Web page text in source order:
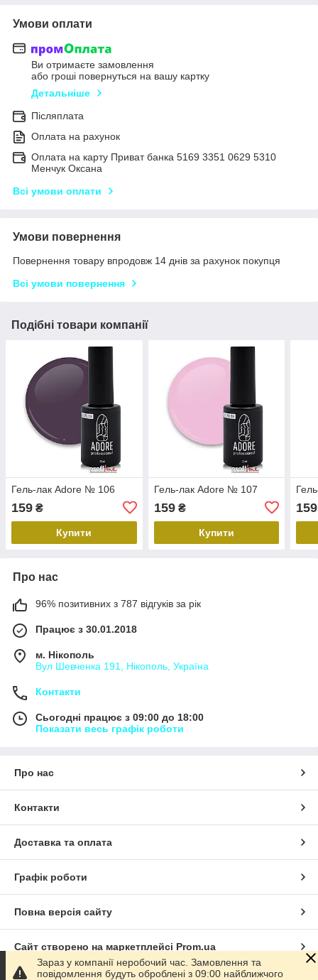
Умови оплати
Ви отримаєте замовлення
або гроші повернуться на вашу картку
Детальніше
Післяплата
Оплата на рахунок
Оплата на карту Приват банка 5169 3351 0629 5310
Менчук Оксана
Всі умови оплати
Умови повернення
Повернення товару впродовж 14 днів за рахунок покупця
Всі умови повернення
Подібні товари компанії
Гель-лак Adore № 106
159 ₴
Купити
Гель-лак Adore № 107
159₴
Купити
159
Про нас
96% позитивних з 787 відгуків за рік
Працює з 30.01.2018
м. Нікополь
Вул Шевченка 191, Нікополь, Україна
Контакти
Сьогодні працює з 09:00 до 18:00
Показати весь графік роботи
Про нас
Контакти
Доставка та оплата
Графік роботи
Повна версія сайту
Сайт створено на маркетплейсі Prom.ua
Зараз у компанії неробочий час. Замовлення та
повідомлення будуть оброблені з 09:00 найближчого